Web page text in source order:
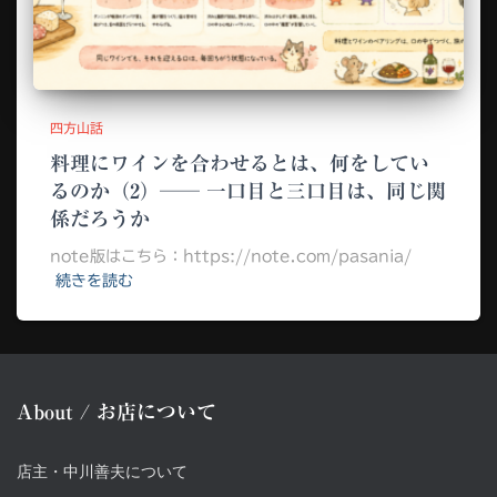
四方山話
料理にワインを合わせるとは、何をしてい
るのか（2）── 一口目と三口目は、同じ関
係だろうか
note版はこちら：https://note.com/pasania/
続きを読む
About / お店について
店主・中川善夫について